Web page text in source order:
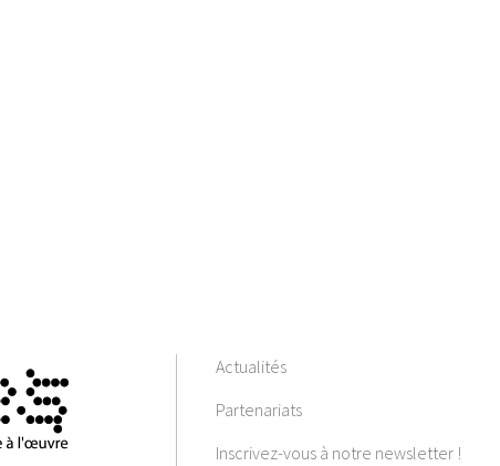
Actualités
Partenariats
Inscrivez-vous à notre newsletter !